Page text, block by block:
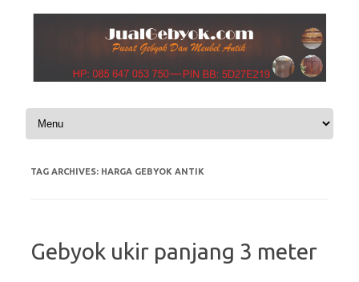
Skip to content
TAG ARCHIVES: HARGA GEBYOK ANTIK
Gebyok ukir panjang 3 meter